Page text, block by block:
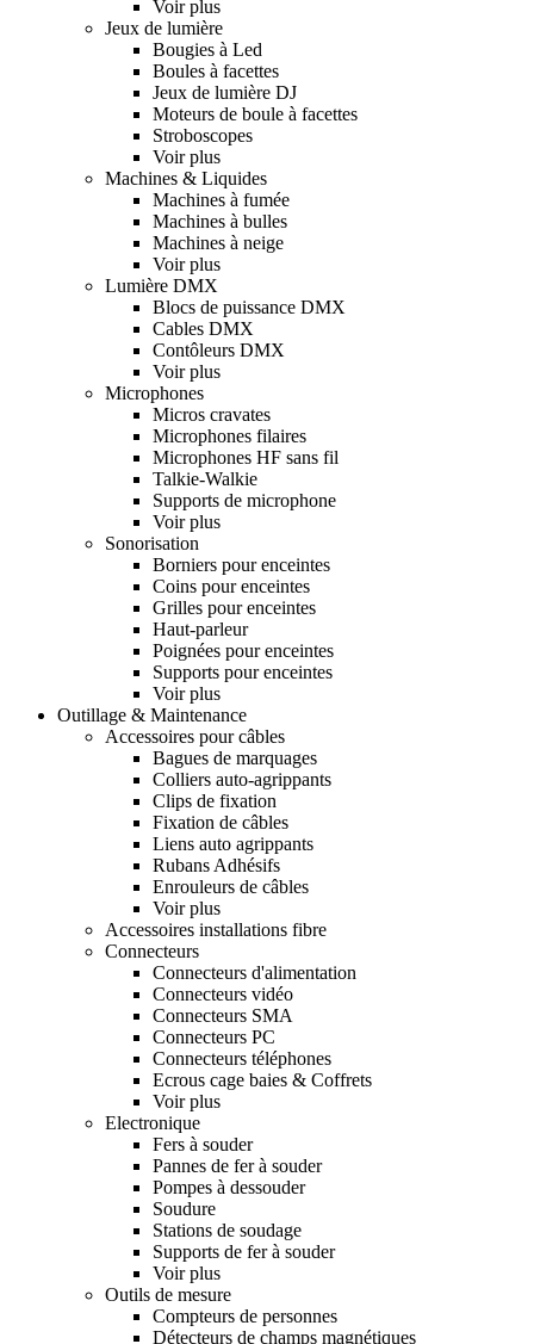
Voir plus
Jeux de lumière
Bougies à Led
Boules à facettes
Jeux de lumière DJ
Moteurs de boule à facettes
Stroboscopes
Voir plus
Machines & Liquides
Machines à fumée
Machines à bulles
Machines à neige
Voir plus
Lumière DMX
Blocs de puissance DMX
Cables DMX
Contôleurs DMX
Voir plus
Microphones
Micros cravates
Microphones filaires
Microphones HF sans fil
Talkie-Walkie
Supports de microphone
Voir plus
Sonorisation
Borniers pour enceintes
Coins pour enceintes
Grilles pour enceintes
Haut-parleur
Poignées pour enceintes
Supports pour enceintes
Voir plus
Outillage & Maintenance
Accessoires pour câbles
Bagues de marquages
Colliers auto-agrippants
Clips de fixation
Fixation de câbles
Liens auto agrippants
Rubans Adhésifs
Enrouleurs de câbles
Voir plus
Accessoires installations fibre
Connecteurs
Connecteurs d'alimentation
Connecteurs vidéo
Connecteurs SMA
Connecteurs PC
Connecteurs téléphones
Ecrous cage baies & Coffrets
Voir plus
Electronique
Fers à souder
Pannes de fer à souder
Pompes à dessouder
Soudure
Stations de soudage
Supports de fer à souder
Voir plus
Outils de mesure
Compteurs de personnes
Détecteurs de champs magnétiques